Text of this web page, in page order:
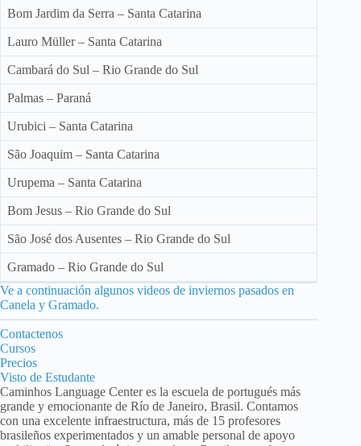
Bom Jardim da Serra – Santa Catarina
Lauro Müller – Santa Catarina
Cambará do Sul – Rio Grande do Sul
Palmas – Paraná
Urubici – Santa Catarina
São Joaquim – Santa Catarina
Urupema – Santa Catarina
Bom Jesus – Rio Grande do Sul
São José dos Ausentes – Rio Grande do Sul
Gramado – Rio Grande do Sul
Ve a continuación algunos videos de inviernos pasados ​​en
Canela y Gramado.
Contactenos
Cursos
Precios
Visto de Estudante
Caminhos Language Center es la escuela de portugués más
grande y emocionante de Río de Janeiro, Brasil. Contamos
con una excelente infraestructura, más de 15 profesores
brasileños experimentados y un amable personal de apoyo